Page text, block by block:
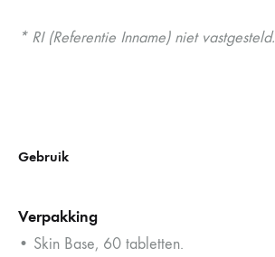
* RI (Referentie Inname) niet vastgesteld.
Gebruik
Verpakking
• Skin Base, 60 tabletten.